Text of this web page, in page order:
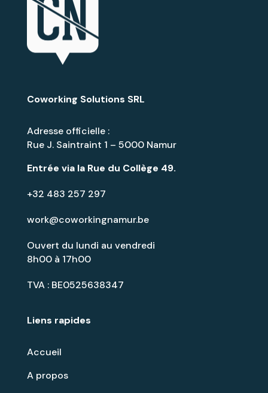
Liens rapides
Accueil
A propos
Coworking Solutions SRL
Adresse officielle :
Rue J. Saintraint 1 – 5000 Namur
Entrée via la Rue du Collège 49.
+32 483 257 297
work@coworkingnamur.be
Ouvert du lundi au vendredi
8h00 à 17h00
TVA : BE0525638347